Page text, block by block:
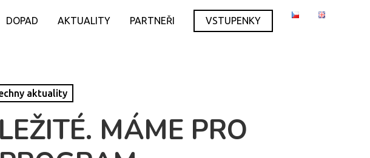
DOPAD AKTUALITY PARTNEŘI VSTUPENKY
aktuality
MÁME PRO